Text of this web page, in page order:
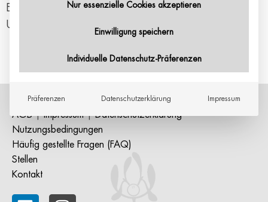
E-Mail:
info@dr-maetzig.de
URL:
http://www.dr-maetzig.de/
AGB|Impressum|Datenschutzerklärung
Nutzungsbedingungen
Häufig gestellte Fragen (FAQ)
Stellen
Kontakt
Nur essenzielle Cookies akzeptieren
Einwilligung speichern
Individuelle Datenschutz-Präferenzen
Präferenzen Datenschutzerklärung Impressum